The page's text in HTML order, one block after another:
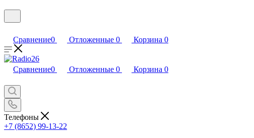
Сравнение0 Отложенные 0 Корзина 0
Сравнение0 Отложенные 0 Корзина 0
Телефоны
+7 (8652) 99-13-22